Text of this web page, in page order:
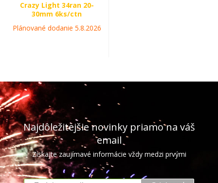
Crazy Light 34ran 20-
30mm 6ks/ctn
Plánované dodanie 5.8.2026
Najdôležitejšie novinky priamo na váš
email
Získajte zaujímavé informácie vždy medzi prvými